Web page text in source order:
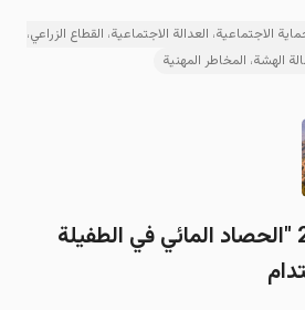
الاجتماعية، العدالة الاجتماعية، القطاع الزراعي،
الهشة، المخاطر المهنية
ورقة سياسات 2026 "الحصاد المائي في الطفيلة